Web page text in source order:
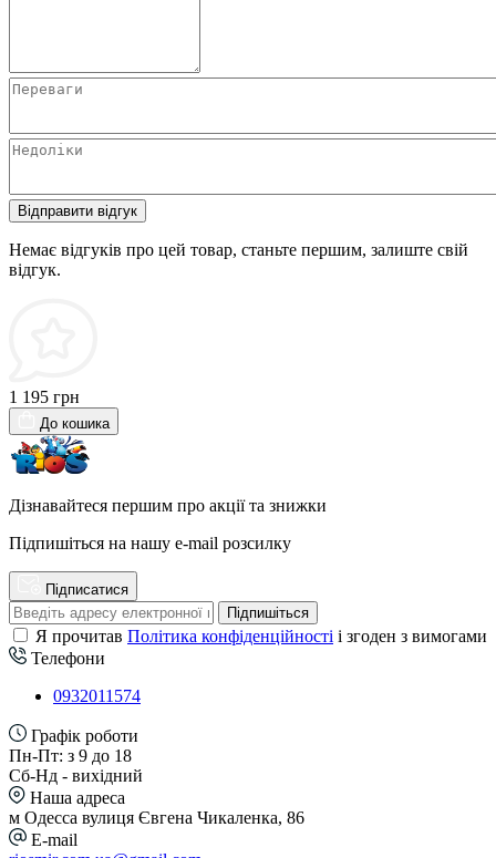
Відправити відгук
Немає відгуків про цей товар, станьте першим, залиште свій
відгук.
1 195 грн
До кошика
Дізнавайтеся першим про акції та знижки
Підпишіться на нашу e-mail розсилку
Підписатися
Підпишіться
Я прочитав Політика конфіденційності і згоден з вимогами
Телефони
0932011574
Графік роботи
Пн-Пт: з 9 до 18
Сб-Нд - вихідний
Наша адреса
м Одесса вулиця Євгена Чикаленка, 86
E-mail